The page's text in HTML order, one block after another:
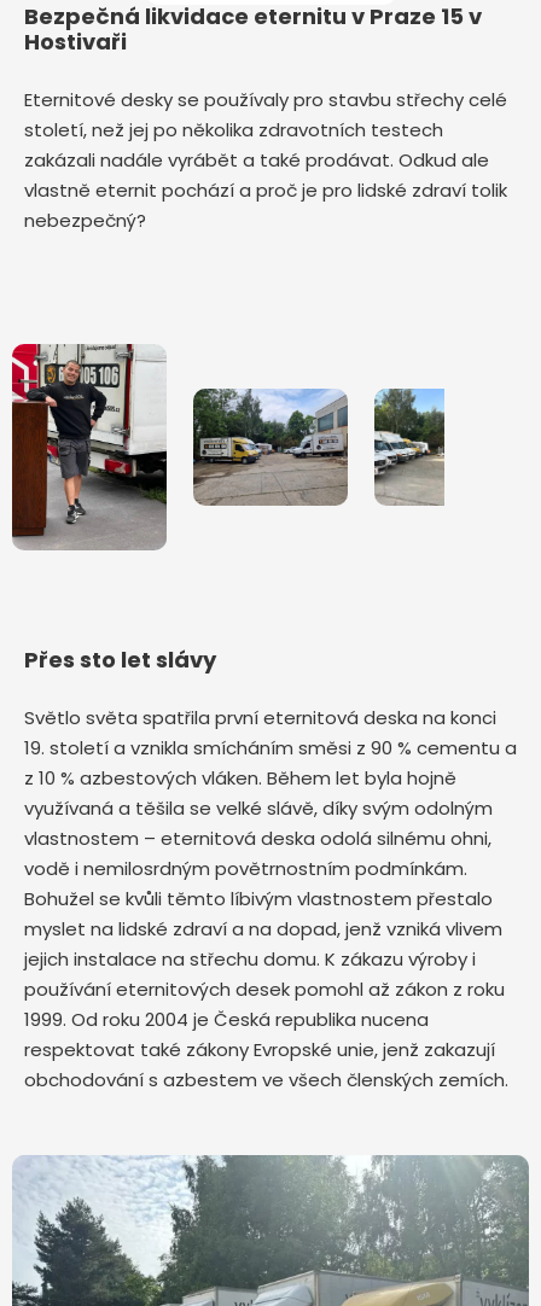
Bezpečná likvidace eternitu v Praze 15 v
Hostivaři
Eternitové desky se používaly pro stavbu střechy celé
století, než jej po několika zdravotních testech
zakázali nadále vyrábět a také prodávat. Odkud ale
vlastně eternit pochází a proč je pro lidské zdraví tolik
nebezpečný?
Přes sto let slávy
Světlo světa spatřila první eternitová deska na konci
19. století a vznikla smícháním směsi z 90 % cementu a
z 10 % azbestových vláken. Během let byla hojně
využívaná a těšila se velké slávě, díky svým odolným
vlastnostem – eternitová deska odolá silnému ohni,
vodě i nemilosrdným povětrnostním podmínkám.
Bohužel se kvůli těmto líbivým vlastnostem přestalo
myslet na lidské zdraví a na dopad, jenž vzniká vlivem
jejich instalace na střechu domu. K zákazu výroby i
používání eternitových desek pomohl až zákon z roku
1999. Od roku 2004 je Česká republika nucena
respektovat také zákony Evropské unie, jenž zakazují
obchodování s azbestem ve všech členských zemích.